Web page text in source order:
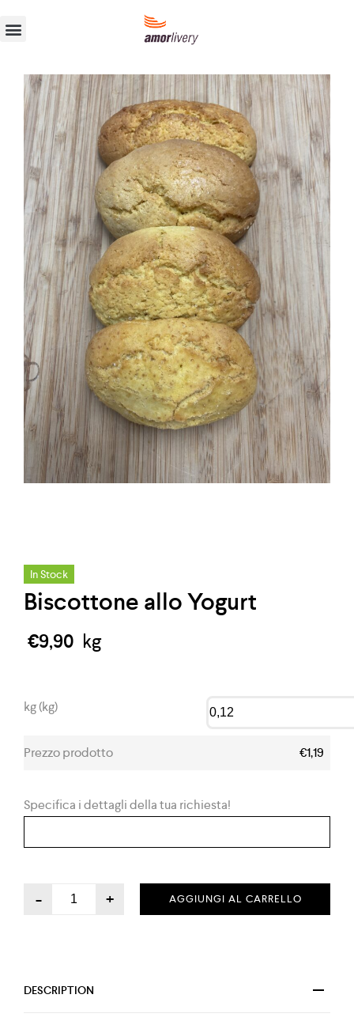
In Stock
Biscottone allo Yogurt
€9,90 kg
kg (kg)
Prezzo prodotto €1,19
Specifica i dettagli della tua richiesta!
- + AGGIUNGI AL CARRELLO
DESCRIPTION